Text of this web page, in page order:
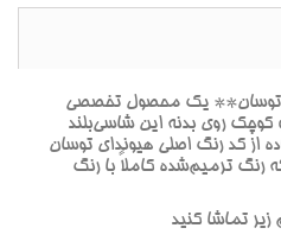
توسان** يک محصول تخصصي
روي بدنه اين شاسي‌بلند
از کد رنگ اصلي هيونداي توسان
ترميم‌شده کاملاً با رنگ
زير تماشا کنيد